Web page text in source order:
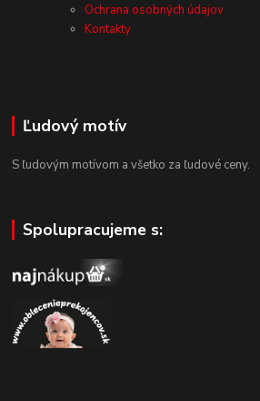
Ochrana osobných údajov
Kontakty
Ľudový motív
S ľudovým motívom a všetko za ľudové ceny.
Spolupracujeme s: